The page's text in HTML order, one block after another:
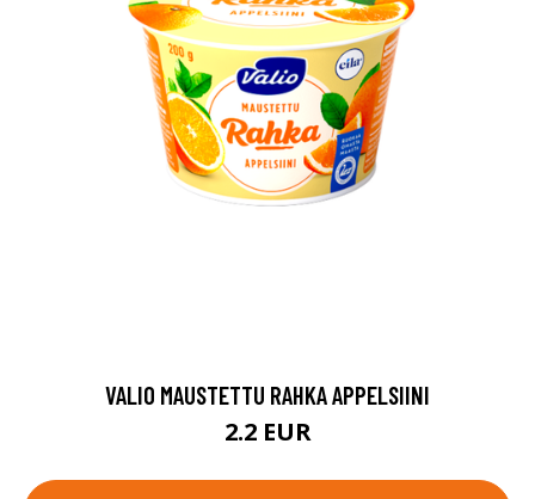
VALIO MAUSTETTU RAHKA APPELSIINI
2.2 EUR